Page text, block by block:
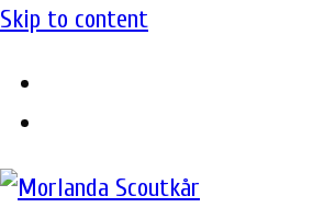
Skip to content